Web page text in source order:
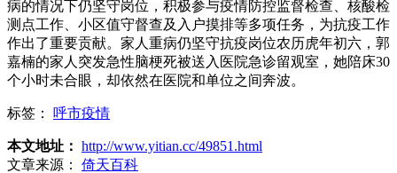
病的情况下仍坚守岗位，积极参与疫情防控监督检查、核酸检
测点工作、小区值守督查及入户摸排等多项任务，为抗疫工作
作出了重要贡献。家人重病仍坚守抗疫岗位农历虎年初六，郭
嘉楠的家人突发急性脑梗死被送入医院急诊留观室，她陪床30
个小时未合眼，却依然在医院和单位之间奔波。
标签： 呼市疫情
本文地址： http://www.yitian.cc/49851.html
文章来源：
倚天百科